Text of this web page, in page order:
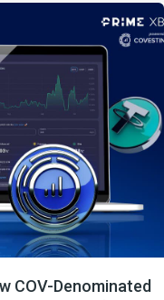
COV-Denominated